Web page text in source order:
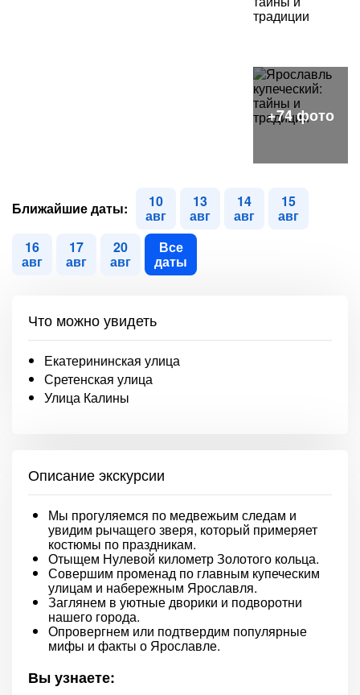
Ближайшие даты: 10
авг
13
авг
14
авг
15
авг
16
авг
17
авг
20
авг
Все
даты
Что можно увидеть
Екатерининская улица
Сретенская улица
Улица Калины
Описание экскурсии
Мы прогуляемся по медвежьим следам и
увидим рычащего зверя, который примеряет
костюмы по праздникам.
Отыщем Нулевой километр Золотого кольца.
Совершим променад по главным купеческим
улицам и набережным Ярославля.
Заглянем в уютные дворики и подворотни
нашего города.
Опровергнем или подтвердим популярные
мифы и факты о Ярославле.
Вы узнаете: